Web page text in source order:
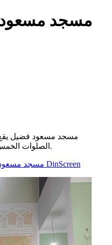
مسجد
مسجد مسعود فضيل يقع
الصلوات الخمس والجمعة، ويخدم الحي المحيط به.
مسجد DinScreen